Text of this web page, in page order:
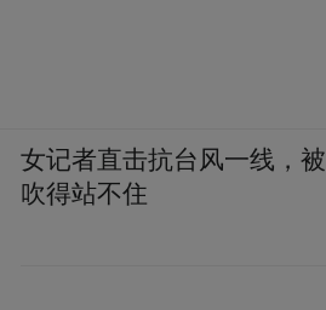
女记者直击抗台风一线，被
吹得站不住